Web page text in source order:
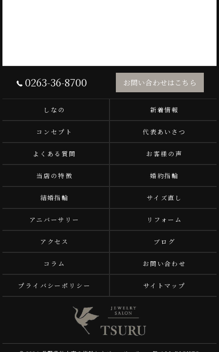
0263-36-8700 お問い合わせはこちら
しなの 新着情報
コンセプト 代表あいさつ
よくある質問 お客様の声
当店の特徴 婚約指輪
結婚指輪 サイズ直し
アニバーサリー リフォーム
アクセス ブログ
コラム お問い合わせ
プライバシーポリシー サイトマップ